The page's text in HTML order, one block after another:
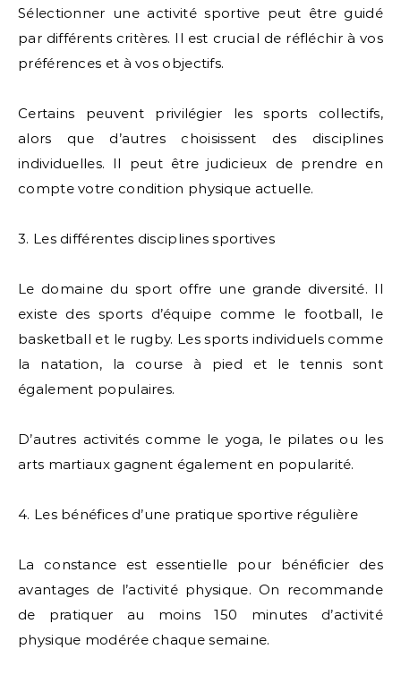
Sélectionner une activité sportive peut être guidé
par différents critères. Il est crucial de réfléchir à vos
préférences et à vos objectifs.
Certains peuvent privilégier les sports collectifs,
alors que d’autres choisissent des disciplines
individuelles. Il peut être judicieux de prendre en
compte votre condition physique actuelle.
3. Les différentes disciplines sportives
Le domaine du sport offre une grande diversité. Il
existe des sports d’équipe comme le football, le
basketball et le rugby. Les sports individuels comme
la natation, la course à pied et le tennis sont
également populaires.
D’autres activités comme le yoga, le pilates ou les
arts martiaux gagnent également en popularité.
4. Les bénéfices d’une pratique sportive régulière
La constance est essentielle pour bénéficier des
avantages de l’activité physique. On recommande
de pratiquer au moins 150 minutes d’activité
physique modérée chaque semaine.